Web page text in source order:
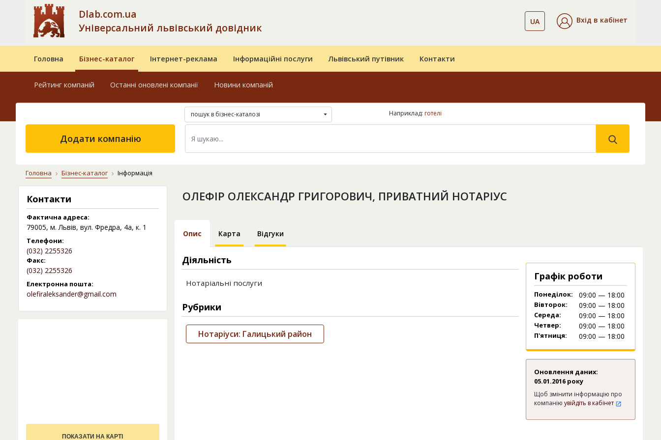
Dlab.com.ua
Універсальний львівський довідник
UA Вхід в кабінет
Головна Бізнес-каталог Інтернет-реклама Інформаційні послуги Львівський путівник Контакти
Рейтинг компаній Останні оновлені компанії Новини компаній
пошук в бізнес-каталозі Наприклад: готелі
Додати компанію
Головна Бізнес-каталог Інформація
Контакти
Фактична адреса:
79005, м. Львів, вул. Фредра, 4а, к. 1
Телефони:
(032) 2255326
Факс:
(032) 2255326
Електронна пошта:
olefiraleksander@gmail.com
ПОКАЗАТИ НА КАРТІ
ОЛЕФІР ОЛЕКСАНДР ГРИГОРОВИЧ, ПРИВАТНИЙ НОТАРІУС
Опис Карта Відгуки
Діяльність
Нотаріальні послуги
Рубрики
Нотаріуси: Галицький район
Графік роботи
Понеділок: 09:00 — 18:00
Вівторок: 09:00 — 18:00
Середа: 09:00 — 18:00
Четвер: 09:00 — 18:00
П'ятниця: 09:00 — 18:00
Оновлення даних:
05.01.2016 року
Щоб змінити інформацію про
компанію увійдіть в кабінет